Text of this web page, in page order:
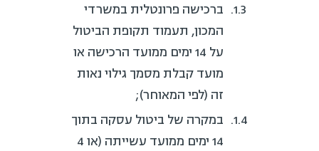
ברכישה פרונטלית במשרדי
המכון, תעמוד תקופת הביטול
על 14 ימים ממועד הרכישה או
מועד קבלת מסמך גילוי נאות
זה (לפי המאוחר);
במקרה של ביטול עסקה בתוך
14 ימים ממועד עשייתה (או 4